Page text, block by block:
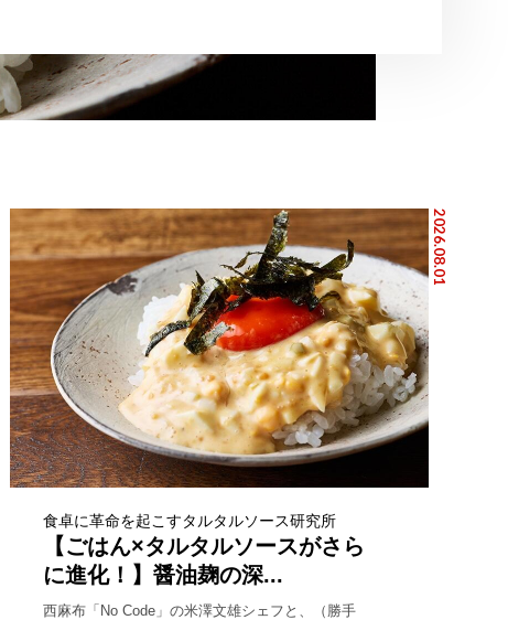
2026.08.01
食卓に革命を起こすタルタルソース研究所
【ごはん×タルタルソースがさら
に進化！】醤油麹の深...
西麻布「No Code」の米澤文雄シェフと、（勝手